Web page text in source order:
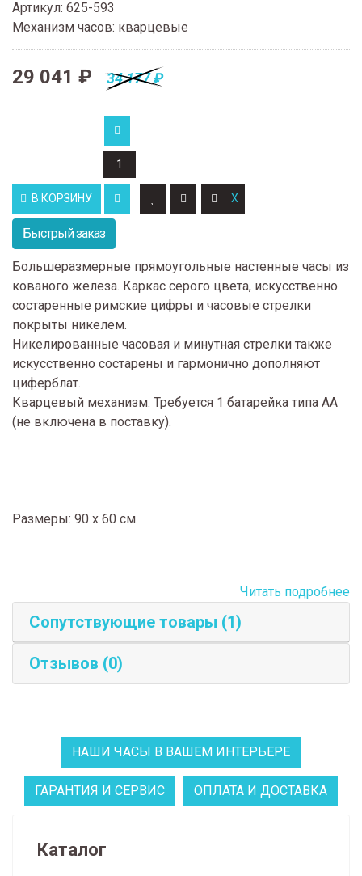
Артикул: 625-593
Механизм часов: кварцевые
29 041 ₽ 34 177 ₽
В КОРЗИНУ
Быстрый заказ
Большеразмерные прямоугольные настенные часы из
кованого железа. Каркас серого цвета, искусственно
состаренные римские цифры и часовые стрелки
покрыты никелем.
Никелированные часовая и минутная стрелки также
искусственно состарены и гармонично дополняют
циферблат.
Кварцевый механизм. Требуется 1 батарейка типа АА
(не включена в поставку).
Размеры: 90 x 60 см.
Читать подробнее
Сопутствующие товары (1)
Отзывов (0)
НАШИ ЧАСЫ В ВАШЕМ ИНТЕРЬЕРЕ
ГАРАНТИЯ И СЕРВИС ОПЛАТА И ДОСТАВКА
Каталог